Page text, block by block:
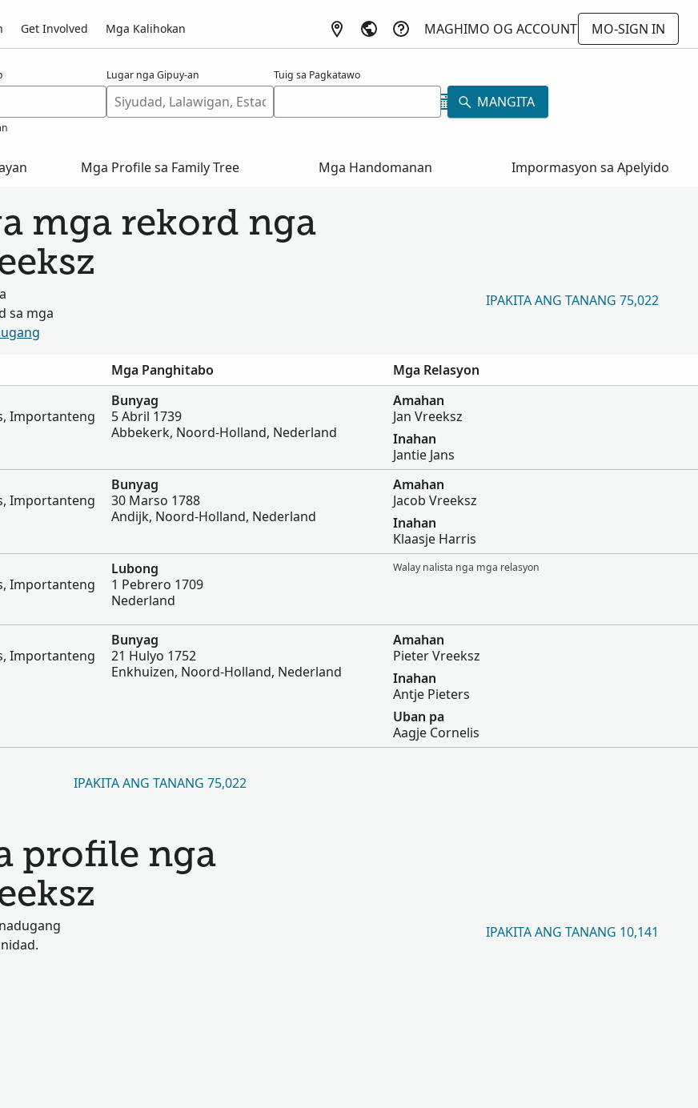
Get Involved Mga Kalihokan MAGHIMO OG ACCOUNT
MO-SIGN IN
Lugar nga Gipuy-an Tuig sa Pagkatawo
MANGITA
Mga Profile sa Family Tree Mga Handomanan Impormasyon sa Apelyido
mga rekord nga
sa mga
IPAKITA ANG TANANG 75,022
Mga Panghitabo
Mga Relasyon
Importanteng
Bunyag
5 Abril 1739
Abbekerk, Noord-Holland, Nederland
Amahan
Jan Vreeksz
Inahan
Jantie Jans
Importanteng
Bunyag
30 Marso 1788
Andijk, Noord-Holland, Nederland
Amahan
Jacob Vreeksz
Inahan
Klaasje Harris
Importanteng
Lubong
1 Pebrero 1709
Nederland
Walay nalista nga mga relasyon
Importanteng
Bunyag
21 Hulyo 1752
Enkhuizen, Noord-Holland, Nederland
Amahan
Pieter Vreeksz
Inahan
Antje Pieters
Uban pa
Aagje Cornelis
IPAKITA ANG TANANG 75,022
profile nga
IPAKITA ANG TANANG 10,141